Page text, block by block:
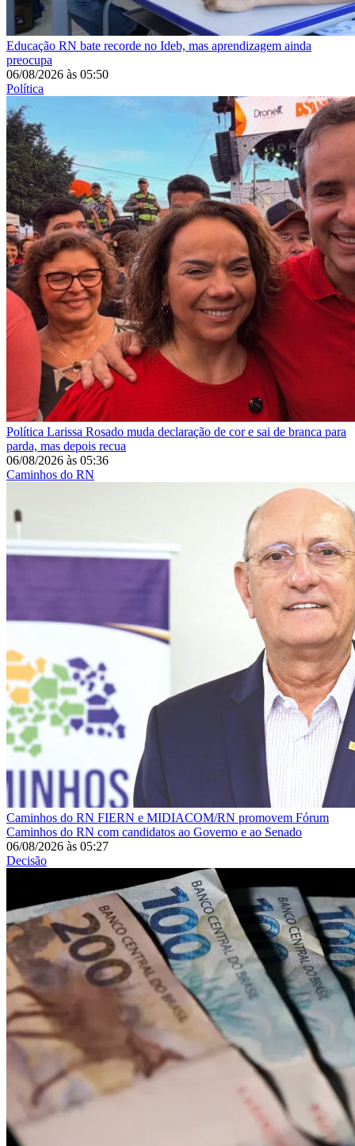
Educação RN bate recorde no Ideb, mas aprendizagem ainda
preocupa
06/08/2026 às 05:50
Política
Política Larissa Rosado muda declaração de cor e sai de branca para
parda, mas depois recua
06/08/2026 às 05:36
Caminhos do RN
Caminhos do RN FIERN e MIDIACOM/RN promovem Fórum
Caminhos do RN com candidatos ao Governo e ao Senado
06/08/2026 às 05:27
Decisão